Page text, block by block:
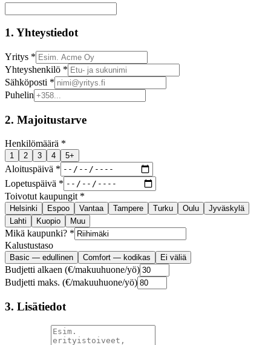
1. Yhteystiedot
Yritys *
Yhteyshenkilö *
Sähköposti *
Puhelin
2. Majoitustarve
Henkilömäärä *
1 2 3 4 5+
Aloituspäivä *
Lopetuspäivä *
Toivotut kaupungit *
Helsinki Espoo Vantaa Tampere Turku Oulu
Jyväskylä
Lahti
Kuopio Muu
Mikä kaupunki? *
Kalustustaso
Basic — edullinen Comfort — kodikas Ei väliä
Budjetti alkaen (€/makuuhuone/yö)
Budjetti maks. (€/makuuhuone/yö)
3. Lisätiedot